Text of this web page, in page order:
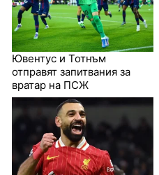
Ювентус и Тотнъм
отправят запитвания за
вратар на ПСЖ